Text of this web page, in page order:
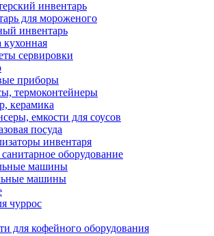
инвентарь
для мороженого
инвентарь
кухонная
сервировки
приборы
термоконтейнеры
керамика
емкости для соусов
посуда
инвентаря
оборудование
машины
машины
чуррос
для кофейного оборудования